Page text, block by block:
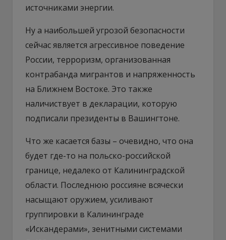
источниками энергии.
Ну а наибольшей угрозой безопасности
сейчас является агрессивное поведение
России, терроризм, организованная
контрабанда мигрантов и напряженность
на Ближнем Востоке. Это также
наличиствует в декларации, которую
подписали президенты в Вашингтоне.
Что же касается базы – очевидно, что она
будет где-то на польско-российской
границе, недалеко от Калининградской
области. Последнюю россияне всячески
насыщают оружием, усиливают
группировки в Калининграде
«Искандерами», зенитными системами